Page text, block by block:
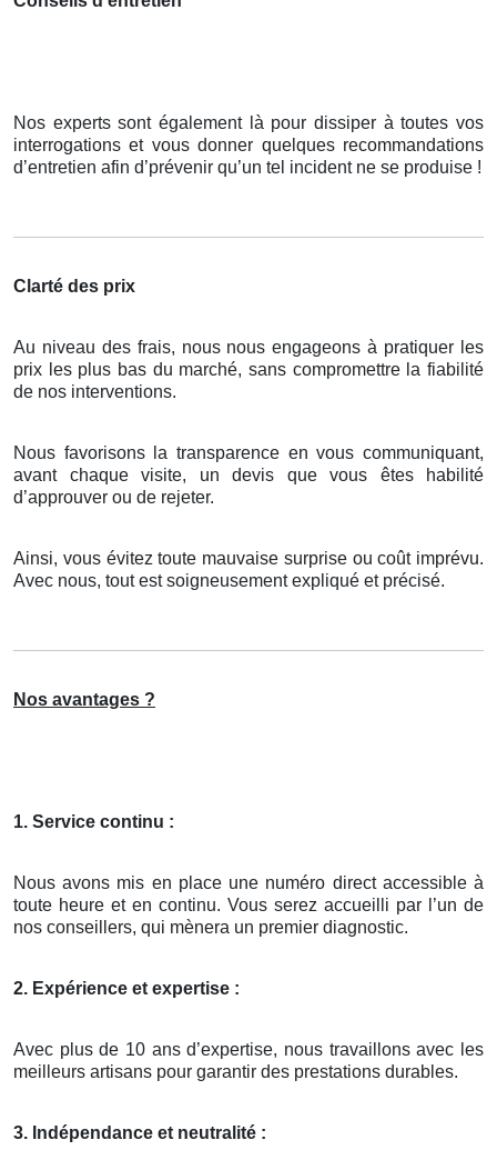
Nos experts sont également là pour dissiper à toutes vos
interrogations et vous donner quelques recommandations
d’entretien afin d’prévenir qu’un tel incident ne se produise !
Clarté des prix
Au niveau des frais, nous nous engageons à pratiquer les
prix les plus bas du marché, sans compromettre la fiabilité
de nos interventions.
Nous favorisons la transparence en vous communiquant,
avant chaque visite, un devis que vous êtes habilité
d’approuver ou de rejeter.
Ainsi, vous évitez toute mauvaise surprise ou coût imprévu.
Avec nous, tout est soigneusement expliqué et précisé.
Nos avantages ?
1. Service continu :
Nous avons mis en place une numéro direct accessible à
toute heure et en continu. Vous serez accueilli par l’un de
nos conseillers, qui mènera un premier diagnostic.
2. Expérience et expertise :
Avec plus de 10 ans d’expertise, nous travaillons avec les
meilleurs artisans pour garantir des prestations durables.
3. Indépendance et neutralité :